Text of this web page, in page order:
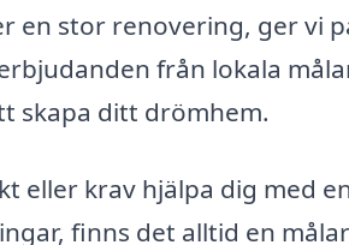
en stor renovering, ger vi
från lokala
skapa ditt drömhem.
eller krav hjälpa dig med
finns det alltid en